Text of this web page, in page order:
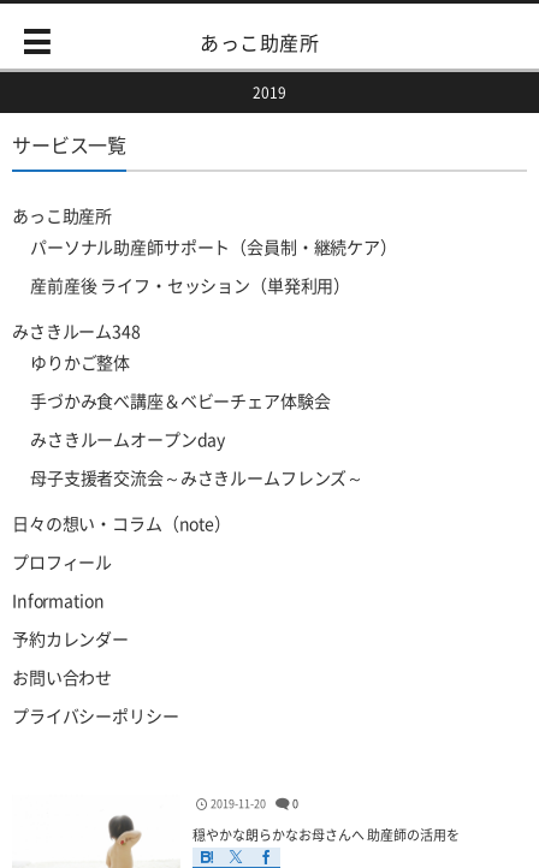
あっこ助産所
2019
サービス一覧
あっこ助産所
パーソナル助産師サポート（会員制・継続ケア）
産前産後 ライフ・セッション（単発利用）
みさきルーム348
ゆりかご整体
手づかみ食べ講座＆ベビーチェア体験会
みさきルームオープンday
母子支援者交流会～みさきルームフレンズ～
日々の想い・コラム（note）
プロフィール
Information
予約カレンダー
お問い合わせ
プライバシーポリシー
2019-11-20 0
穏やかな朗らかなお母さんへ 助産師の活用を